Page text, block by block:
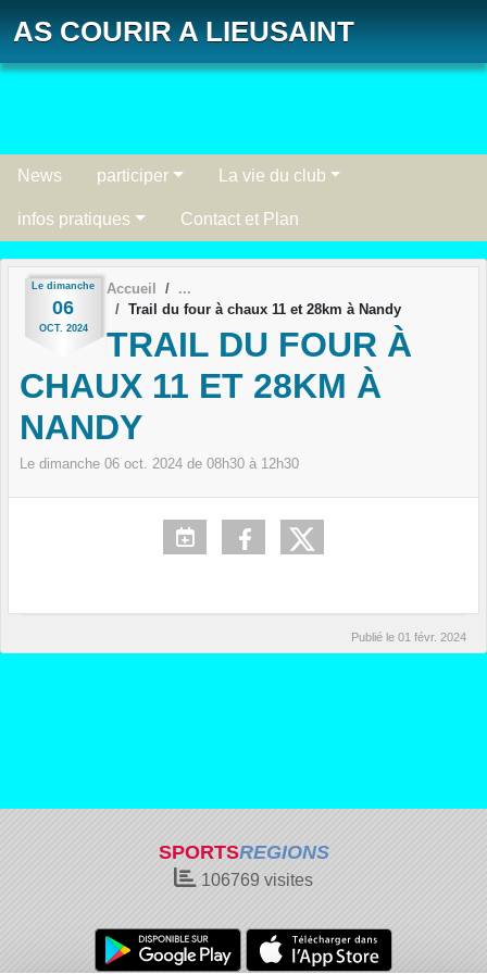
AS COURIR A LIEUSAINT
News participer La vie du club
infos pratiques Contact et Plan
Le dimanche
06
OCT. 2024
Accueil
Trail du four à chaux 11 et 28km à Nandy
TRAIL DU FOUR À
CHAUX 11 ET 28KM À
NANDY
Le dimanche 06 oct. 2024 de 08h30 à 12h30
Publié le 01 févr. 2024
SPORTSREGIONS
106769 visites